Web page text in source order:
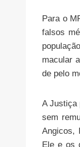
Para o
falsos
macular
de pelo
A Justiça
sem
Angicos,
Ele e os